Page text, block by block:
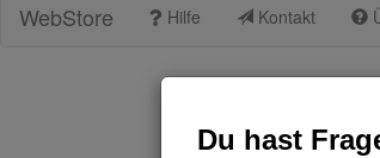
WebStore Hilfe Kontakt
Du hast